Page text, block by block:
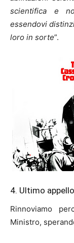
scientifica e
essendovi
loro in sorte”.
4. Ultimo appello
Rinnoviamo
Ministro,